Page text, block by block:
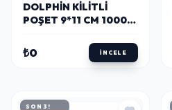
DOLPHIN KILITLI
POŞET 9*11 CM 1000
₺0 İNCELE
SON 3!